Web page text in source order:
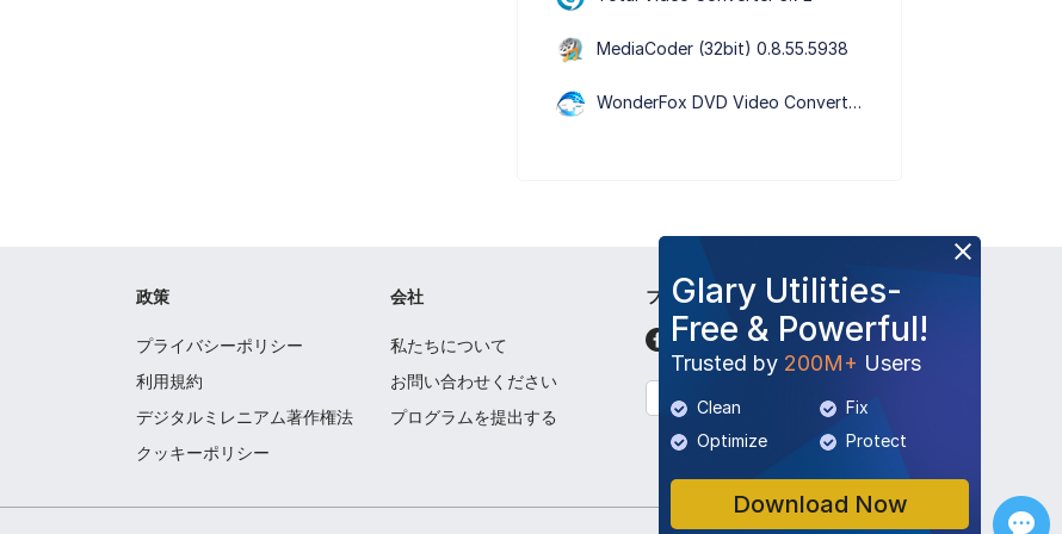
MediaCoder (32bit) 0.8.55.5938
WonderFox DVD Video Converter 31.5
Glary Utilities-
Free & Powerful!
Trusted by 200M+ Users
Clean
Fix
Optimize
Protect
Download Now
政策
プライバシーポリシー
利用規約
デジタルミレニアム著作権法
クッキーポリシー
会社
私たちについて
お問い合わせください
プログラムを提出する
フォローして下さい
日本語